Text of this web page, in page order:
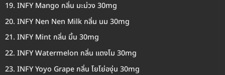
INFY Mango กลิ่น มะม่วง 30mg
INFY Nen Nen Milk กลิ่น นม 30mg
INFY Mint กลิ่น มิ้น 30mg
INFY Watermelon กลิ่น แตงโม 30mg
INFY Yoyo Grape กลิ่น โยโย่องุ่น 30mg